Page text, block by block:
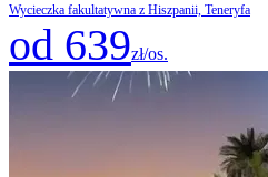
Wycieczka fakultatywna z Hiszpanii, Teneryfa
od 639zł/os.